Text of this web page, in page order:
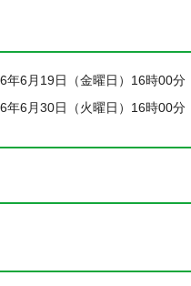
年6月19日（金曜日）16時00分
年6月30日（火曜日）16時00分